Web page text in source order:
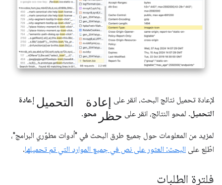
لإعادة تحميل نتائج البحث، انقر على إعادة التحميل
إعادة
التحميل. لمحو النتائج، انقر على حظر محو.
لمزيد من المعلومات حول جميع طرق البحث في "أدوات مطوّري البرامج"،
اطّلِع على البحث: العثور على نص في جميع الموارد التي تم تحميلها.
فلترة الطلبات